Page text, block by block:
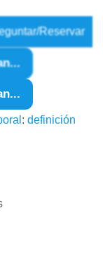
Reservar
: definición